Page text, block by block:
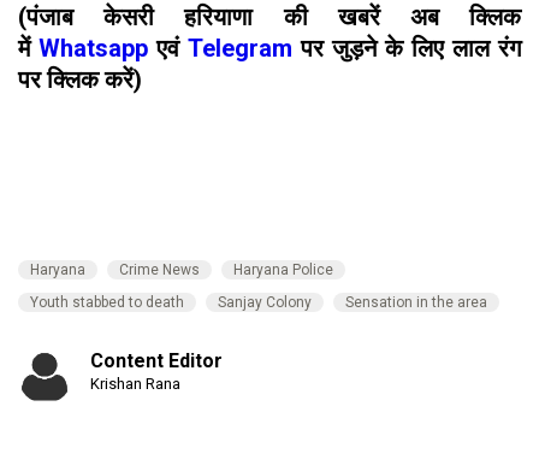
(पंजाब केसरी हरियाणा की खबरें अब क्लिक
में Whatsappएवं Telegram पर जुड़ने के लिए लाल रंग
पर क्लिक करें)
Haryana Crime News
Haryana Police
Youth stabbed to death
Sanjay Colony Sensation in the area
Content Editor
Krishan Rana